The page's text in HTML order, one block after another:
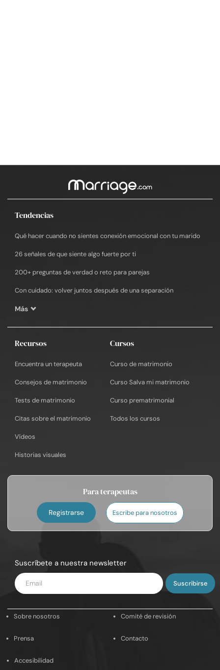
Tendencias
Qué hacer cuando no sientes conexión emocional con tu marido
26 señales de que siente algo fuerte por ti
200+ preguntas de verdad o reto para parejas
Con cuidado: volver juntos después de una separación
Más
Recursos
Encuentra un terapeuta
Consejos de matrimonio
Tests de matrimonio
Citas sobre el matrimonio
Vídeos
Historias visuales
Cursos
Curso de matrimonio
Curso Salva mi matrimonio
Curso prematrimonial
Todos los cursos
Para terapeutas
Registrarse Escribe para nosotros
Suscríbete a nuestra newsletter
Introduce
tu
Sobre nosotros Comité de revisión
Prensa Contacto
Accesibilidad